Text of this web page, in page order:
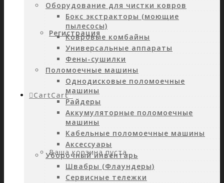
Регистрация
CartCart0
Ваша корзина пуста.
Оборудование для чистки ковров
Бокс экстракторы (моющие
пылесосы)
Ковровые комбайны
Универсальные аппараты
Фены-сушилки
Поломоечные машины
Однодисковые поломоечные
машины
Райдеры
Аккумуляторные поломоечные
машины
Кабельные поломоечные машины
Аксессуары
Уборочный инвентарь
Швабры (Флаундеры)
Сервисные тележки